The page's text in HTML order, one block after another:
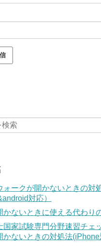
ォークが開かないときの対
対応）
かないときに使える代わり
国家試験専門分野速習チェ
かないときの対処法